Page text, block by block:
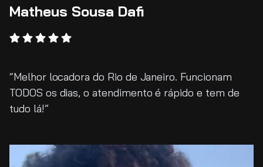
Matheus Sousa Dafi
Melhor locadora do Rio de Janeiro. Funcionam
TODOS os dias, o atendimento é rápido e tem de
tudo lá!